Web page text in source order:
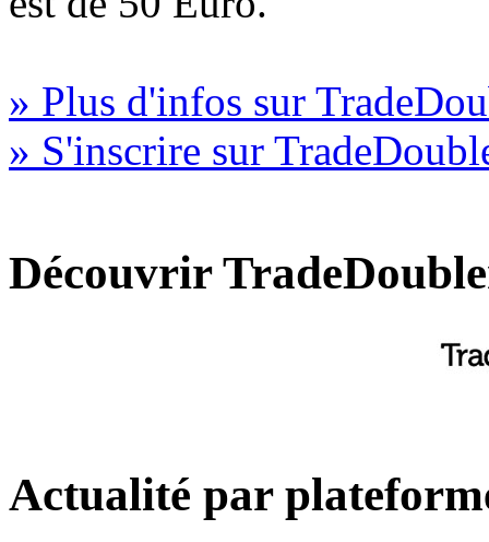
» Plus d'infos sur
» S'inscrire sur
Découvrir
Actualité par